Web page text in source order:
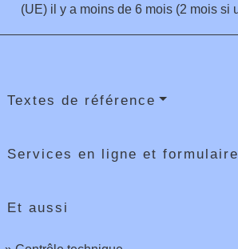
(UE) il y a moins de 6 mois (2 mois si
Textes de référence
Services en ligne et
Et aussi